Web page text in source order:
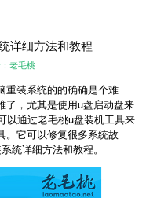
详细方法和教程
老毛桃
重装系统的的确确是个难
了，尤其是使用u盘启动盘来
以通过老毛桃u盘装机工具来
。它可以修复很多系统故
统详细方法和教程。